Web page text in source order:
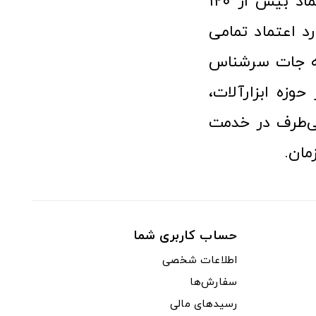
اعتماد تمامی
جات سرشناس
ابزارآلات،
در خدمت
حساب کاربری شما
اطلاعات شخصی
سفارش‌ها
رسیدهای مالی